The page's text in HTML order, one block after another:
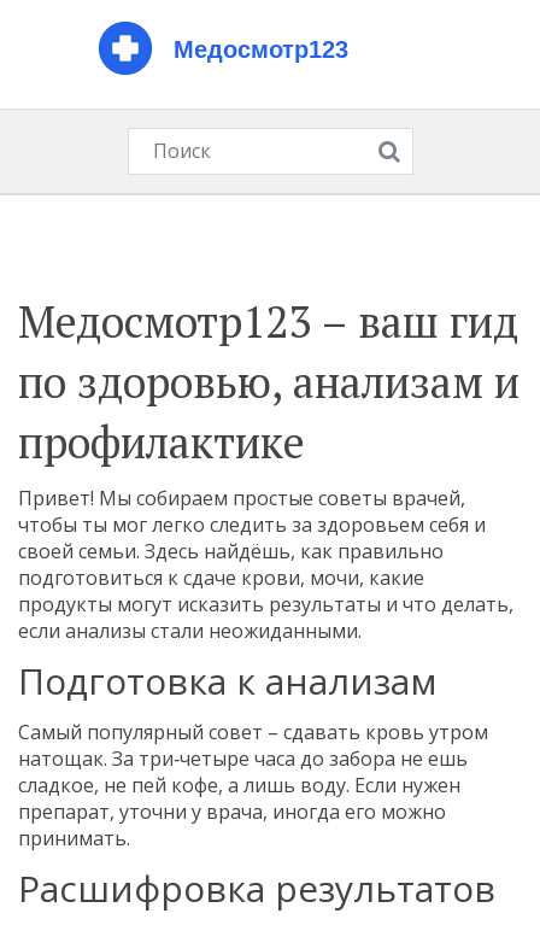
Медосмотр123 – ваш гид
по здоровью, анализам и
профилактике
Привет! Мы собираем простые советы врачей,
чтобы ты мог легко следить за здоровьем себя и
своей семьи. Здесь найдёшь, как правильно
подготовиться к сдаче крови, мочи, какие
продукты могут исказить результаты и что делать,
если анализы стали неожиданными.
Подготовка к анализам
Самый популярный совет – сдавать кровь утром
натощак. За три‑четыре часа до забора не ешь
сладкое, не пей кофе, а лишь воду. Если нужен
препарат, уточни у врача, иногда его можно
принимать.
Расшифровка результатов